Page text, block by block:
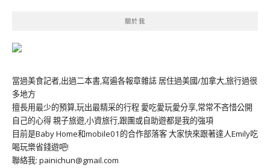
關於我
當過美食記者,出過二本書,寫遍各報章雜誌 居住過美國/加拿大,旅行過很
多地方
擅長用最少的預算,玩出最精采的行程 愛吃愛玩愛分享,常常不吝惜公開
自己的心得 親子旅遊,小資旅行,跟團或自助遊都是我的強項
目前是Baby Home和mobile01的合作部落客 大家快來跟著達人Emily吃
喝玩樂省錢遊吧!
聯絡我: painichun@gmail.com